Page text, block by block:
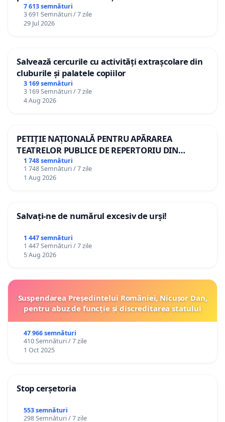
7 613 semnături
3 691 Semnături / 7 zile
29 Jul 2026
Salvează cercurile cu activități extrașcolare din
cluburile și palatele copiilor
3 169 semnături
3 169 Semnături / 7 zile
4 Aug 2026
PETIȚIE NAȚIONALĂ PENTRU APĂRAREA
TEATRELOR PUBLICE DE REPERTORIU DIN
ROMÂNIA
1 748 semnături
1 748 Semnături / 7 zile
1 Aug 2026
Salvați-ne de numărul excesiv de urși!
1 447 semnături
1 447 Semnături / 7 zile
5 Aug 2026
Suspendarea Președintelui României, Nicușor Dan,
pentru abuz de funcție și discreditarea statului
47 966 semnături
410 Semnături / 7 zile
1 Oct 2025
Stop cerșetoria
553 semnături
298 Semnături / 7 zile